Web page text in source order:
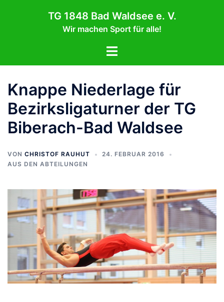
TG 1848 Bad Waldsee e. V.
Wir machen Sport für alle!
Menü
Knappe Niederlage für
Bezirksligaturner der TG
Biberach-Bad Waldsee
VON CHRISTOF RAUHUT
24. FEBRUAR 2016
AUS DEN ABTEILUNGEN